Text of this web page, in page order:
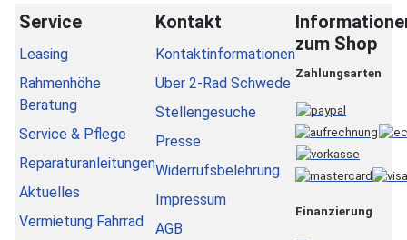
Service
Leasing
Rahmenhöhe
Beratung
Service & Pflege
Reparaturanleitungen
Aktuelles
Vermietung Fahrrad
Kontakt
Kontaktinformationen
Über 2-Rad Schwede
Stellengesuche
Presse
Widerrufsbelehrung
Impressum
AGB
zum Shop
Zahlungsarten
Finanzierung